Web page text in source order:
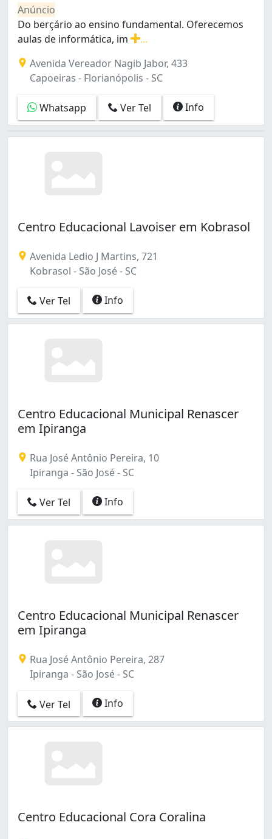
Jardim Santiago (1)
Kobrasol (14)
Nossa Senhora do Rosário (2)
Praia Comprida (1)
Real Parque (1)
Serraria (2)
São Luiz (1)
Anúncio
Do berçário ao ensino fundamental. Oferecemos
aulas de informática, im
Avenida Vereador Nagib Jabor, 433
Capoeiras - Florianópolis - SC
Whatsapp Ver Tel Info
Centro Educacional Lavoiser em Kobrasol
Avenida Ledio J Martins, 721
Kobrasol - São José - SC
Ver Tel Info
Centro Educacional Municipal Renascer
em Ipiranga
Rua José Antônio Pereira, 10
Ipiranga - São José - SC
Ver Tel Info
Centro Educacional Municipal Renascer
em Ipiranga
Rua José Antônio Pereira, 287
Ipiranga - São José - SC
Ver Tel Info
Centro Educacional Cora Coralina